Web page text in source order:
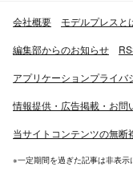
会社概要 モデルプレスと
編集部からのお知らせ
アプリケーションプライバ
情報提供・広告掲載・お問
当サイトコンテンツの無
※一定期間を過ぎた記事は非表